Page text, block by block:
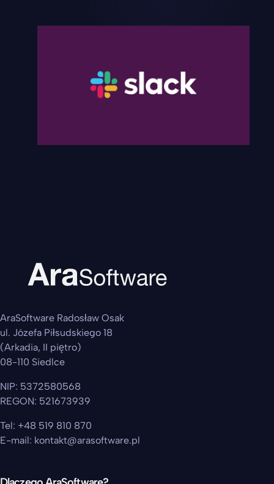
AraSoftware Radosław Osak
ul. Józefa Piłsudskiego 18
(Arkadia, II piętro)
08-110 Siedlce
NIP: 5372580568
REGON: 521673939
Tel: +48 519 810 870
E-mail: kontakt@arasoftware.pl